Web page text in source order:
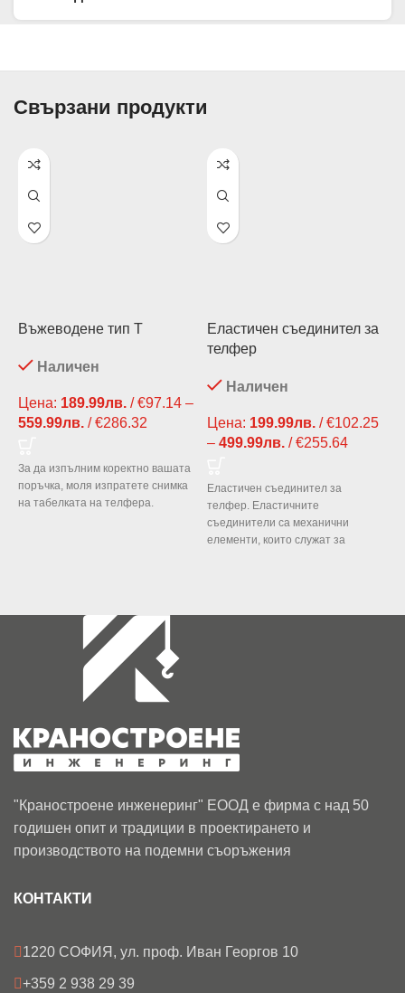
Свързани продукти
Въжеводене тип Т
Наличен
Цена: 189.99лв. / €97.14 –
559.99лв. / €286.32
189.99лв.
/ €97.14
through
559.99лв.
За да изпълним коректно вашата
поръчка, моля изпратете снимка
на табелката на телфера.
Еластичен съединител за
телфер
Наличен
Цена: 199.99лв. / €102.25
– 499.99лв. / €255.64
Еластичен съединител за
телфер. Еластичните
съединители са механични
елементи, които служат за
"Краностроене инженеринг" ЕООД е фирма с над 50
годишен опит и традиции в проектирането и
производството на подемни съоръжения
КОНТАКТИ
1220 СОФИЯ, ул. проф. Иван Георгов 10
+359 2 938 29 39